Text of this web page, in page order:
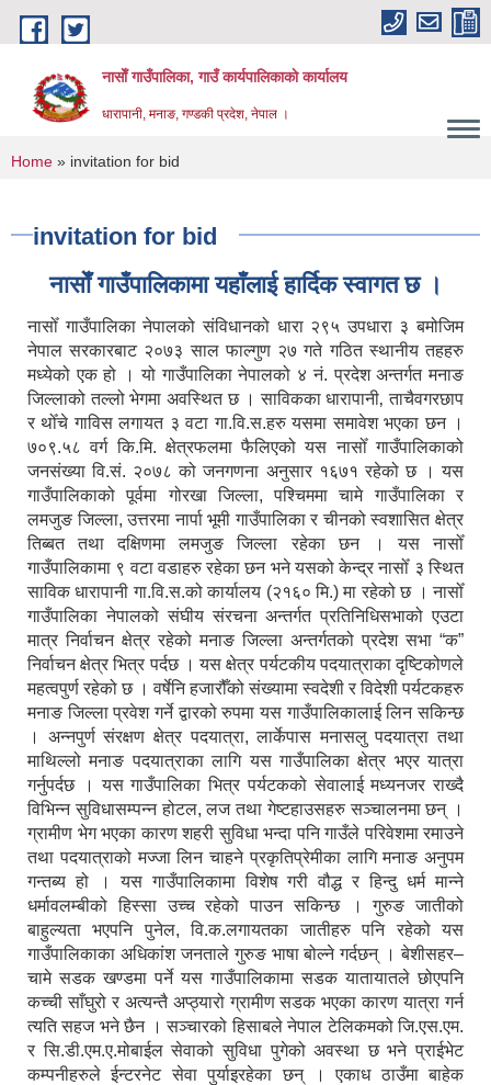
Skip to main content
नासाेँ गाउँपालिका, गाउँ कार्यपालिकाकाे कार्यालय
धारापानी, मनाङ, गण्डकी प्रदेश, नेपाल ।
You are here
Home » invitation for bid
invitation for bid
नासाेँ गाउँपालिकामा यहाँलाई हार्दिक स्वागत छ ।
नासोँ गाउँपालिका नेपालको संविधानको धारा २९५ उपधारा ३ बमोजिम
नेपाल सरकारबाट २०७३ साल फाल्गुण २७ गते गठित स्थानीय तहहरु
मध्येको एक हो । यो गाउँपालिका नेपालको ४ नं. प्रदेश अन्तर्गत मनाङ
जिल्लाको तल्लो भेगमा अवस्थित छ । साविकका धारापानी‚ ताचैवगरछाप
र थोँचे गाविस लगायत ३ वटा गा.वि.स.हरु यसमा समावेश भएका छन ।
७०९.५८ वर्ग कि.मि. क्षेत्रफलमा फैलिएको यस नासोँ गाउँपालिकाको
जनसंख्या वि.सं. २०७८ को जनगणना अनुसार १६७१ रहेको छ । यस
गाउँपालिकाको पूर्वमा गोरखा जिल्ला, पश्चिममा चामे गाउँपालिका र
लमजुङ जिल्ला, उत्तरमा नार्पा भूमी गाउँपालिका र चीनको स्वशासित क्षेत्र
तिब्बत तथा दक्षिणमा लमजुङ जिल्ला रहेका छन । यस नासोँ
गाउँपालिकामा ९ वटा वडाहरु रहेका छन भने यसको केन्द्र नासोँ ३ स्थित
साविक धारापानी गा.वि.स.को कार्यालय (२१६० मि.) मा रहेको छ । नासोँ
गाउँपालिका नेपालको संघीय संरचना अन्तर्गत प्रतिनिधिसभाको एउटा
मात्र निर्वाचन क्षेत्र रहेको मनाङ जिल्ला अन्तर्गतको प्रदेश सभा “क”
निर्वाचन क्षेत्र भित्र पर्दछ । यस क्षेत्र पर्यटकीय पदयात्राका दृष्टिकोणले
महत्वपुर्ण रहेको छ । वर्षेनि हजारौँको संख्यामा स्वदेशी र विदेशी पर्यटकहरु
मनाङ जिल्ला प्रवेश गर्ने द्वारको रुपमा यस गाउँपालिकालाई लिन सकिन्छ
। अन्नपुर्ण संरक्षण क्षेत्र पदयात्रा, लार्केपास मनासलु पदयात्रा तथा
माथिल्लो मनाङ पदयात्राका लागि यस गाउँपालिका क्षेत्र भएर यात्रा
गर्नुपर्दछ । यस गाउँपालिका भित्र पर्यटकको सेवालाई मध्यनजर राख्दै
विभिन्न सुविधासम्पन्न होटल, लज तथा गेष्टहाउसहरु सञ्चालनमा छन् ।
ग्रामीण भेग भएका कारण शहरी सुविधा भन्दा पनि गाउँले परिवेशमा रमाउने
तथा पदयात्राको मज्जा लिन चाहने प्रकृतिप्रेमीका लागि मनाङ अनुपम
गन्तब्य हो । यस गाउँपालिकामा विशेष गरी वौद्ध र हिन्दु धर्म मान्ने
धर्मावलम्बीको हिस्सा उच्च रहेको पाउन सकिन्छ । गुरुङ जातीको
बाहुल्यता भएपनि पुनेल, वि.क.लगायतका जातीहरु पनि रहेको यस
गाउँपालिकाका अधिकांश जनताले गुरुङ भाषा बोल्ने गर्दछन् । बेशीसहर–
चामे सडक खण्डमा पर्ने यस गाउँपालिकामा सडक यातायातले छोएपनि
कच्ची साँघुरो र अत्यन्तै अप्ठ्यारो ग्रामीण सडक भएका कारण यात्रा गर्न
त्यति सहज भने छैन । सञ्चारको हिसाबले नेपाल टेलिकमको जि.एस.एम.
र सि.डी.एम.ए.मोबाईल सेवाको सुविधा पुगेको अवस्था छ भने प्राईभेट
कम्पनीहरुले ईन्टरनेट सेवा पुर्याइरहेका छन् । एकाध ठाउँमा बाहेक